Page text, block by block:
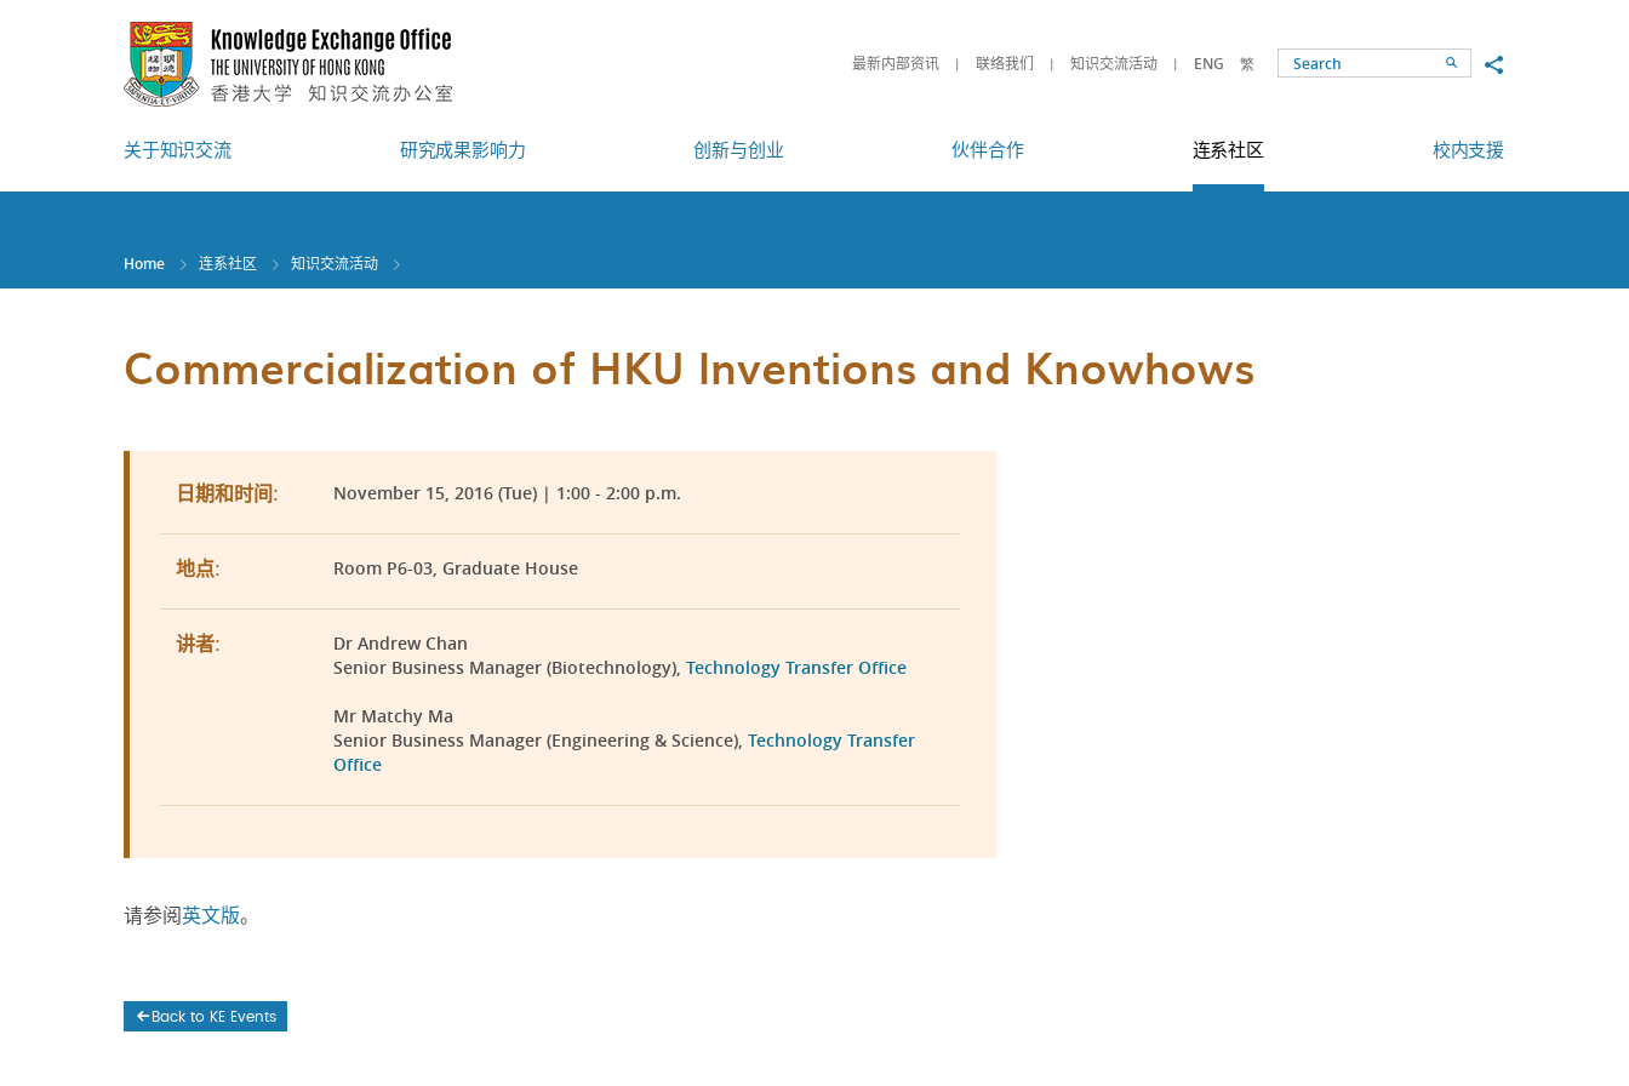
最新内部资讯 联络我们 知识交流活动 ENG 繁 SearchShare to
关于知识交流 研究成果影响力 创新与创业 伙伴合作 连系社区 校内支援
Home 连系社区 知识交流活动
Commercialization of HKU Inventions and Knowhows
日期和时间: November 15, 2016 (Tue) | 1:00 - 2:00 p.m.
地点: Room P6-03, Graduate House
讲者:
Dr Andrew Chan
Senior Business Manager (Biotechnology), Technology Transfer Office
Mr Matchy Ma
Senior Business Manager (Engineering & Science), Technology Transfer
Office
请参阅 英文版。
Back to KE Events